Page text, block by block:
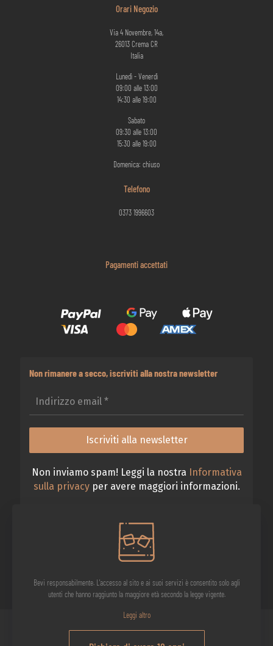
Orari Negozio
Via 4 Novembre, 14a,
26013 Crema CR
Italia
Lunedì - Venerdì
09:00 alle 13:00
14:30 alle 19:00
Sabato
09:30 alle 13:00
15:30 alle 19:00
Domenica: chiuso
Telefono
0373 1996603
Pagamenti accettati
Non rimanere a secco, iscriviti alla nostra newsletter
Non inviamo spam! Leggi la nostra Informativa
sulla privacyper avere maggiori informazioni.
Bevi responsabilmente. L'accesso al sito e ai suoi servizi è consentito solo agli
utenti che hanno raggiunto la maggiore età secondo la legge vigente.
Leggi altro